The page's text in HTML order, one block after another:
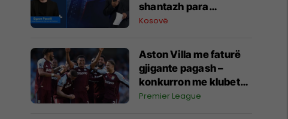
shantazh para
Kuvendit, asgjë më
Kosovë
Aston Villa me faturë
gjigante pagash –
konkurron me klubet
kryesore
Premier League